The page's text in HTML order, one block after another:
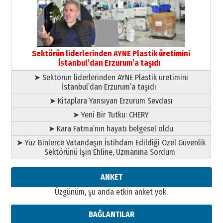
13 Mayıs 2026 Çarşamba
Esat BİNDESEN
Başkan Sekmen’den Erzurum’a
bir vizyon proje daha!
02 Ağustos 2026 Pazar
Sektörün liderlerinden AYNE Plastik üretimini
İstanbul’dan Erzurum’a taşıdı
➤ Sektörün liderlerinden AYNE Plastik üretimini
İstanbul’dan Erzurum’a taşıdı
➤ Kitaplara Yansıyan Erzurum Sevdası
➤ Yeni Bir Tutku: CHERY
➤ Kara Fatma’nın hayatı belgesel oldu
➤ Yüz Binlerce Vatandaşın İstihdam Edildiği Özel Güvenlik
Sektörünü İşin Ehline, Uzmanına Sordum
ANKET
Üzgünüm, şu anda etkin anket yok.
BAĞLANTILAR